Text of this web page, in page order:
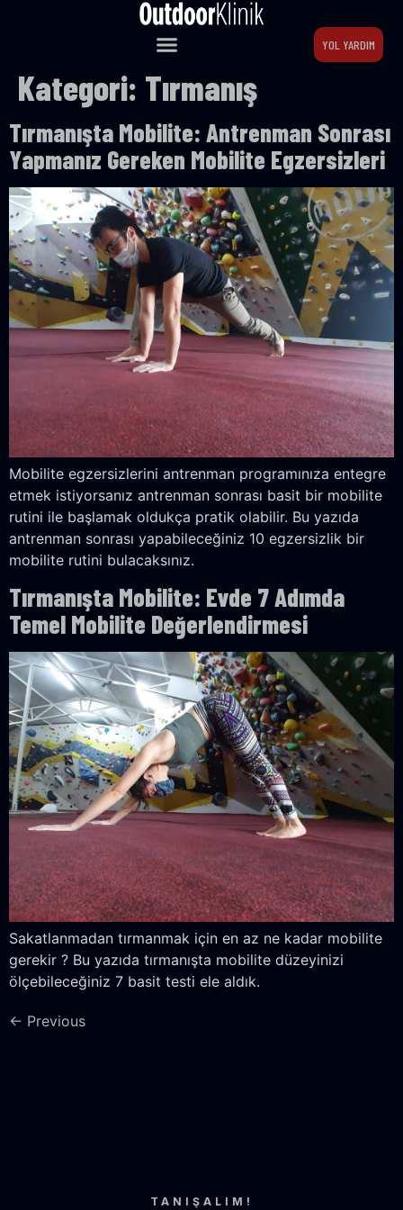
YOL YARDIM
Kategori: Tırmanış
Tırmanışta Mobilite: Antrenman Sonrası
Yapmanız Gereken Mobilite Egzersizleri
Mobilite egzersizlerini antrenman programınıza entegre
etmek istiyorsanız antrenman sonrası basit bir mobilite
rutini ile başlamak oldukça pratik olabilir. Bu yazıda
antrenman sonrası yapabileceğiniz 10 egzersizlik bir
mobilite rutini bulacaksınız.
Tırmanışta Mobilite: Evde 7 Adımda
Temel Mobilite Değerlendirmesi
Sakatlanmadan tırmanmak için en az ne kadar mobilite
gerekir ? Bu yazıda tırmanışta mobilite düzeyinizi
ölçebileceğiniz 7 basit testi ele aldık.
← Previous
TANIŞALIM!